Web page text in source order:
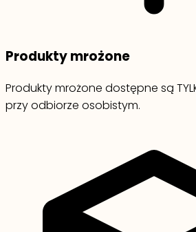
Produkty mrożone
Produkty mrożone dostępne są
przy odbiorze osobistym.